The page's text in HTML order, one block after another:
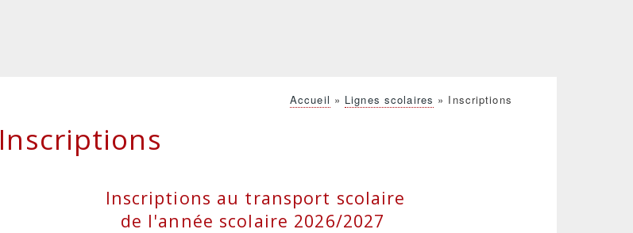
Accueil Lignes scolaires Inscriptions
Inscriptions
Inscriptions au transport scolaire
de l'année scolaire 2026/2027